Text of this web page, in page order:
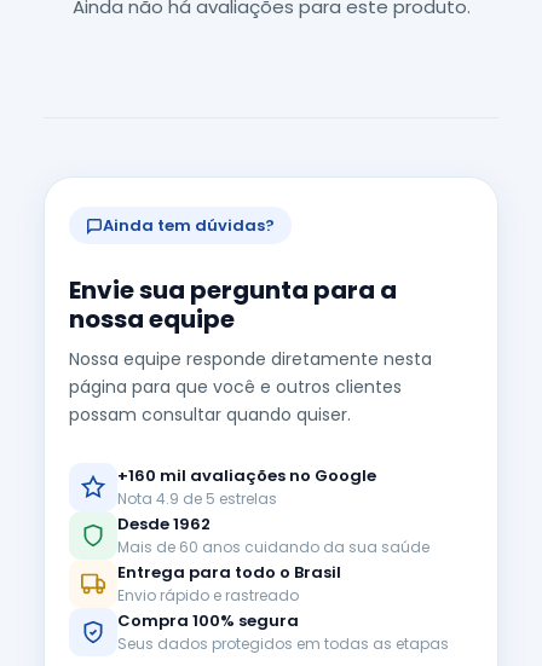
Ainda não há avaliações para este produto.
Ainda tem dúvidas?
Envie sua pergunta para a
nossa equipe
Nossa equipe responde diretamente nesta
página para que você e outros clientes
possam consultar quando quiser.
+160 mil avaliações no Google
Nota 4.9 de 5 estrelas
Desde 1962
Mais de 60 anos cuidando da sua saúde
Entrega para todo o Brasil
Envio rápido e rastreado
Compra 100% segura
Seus dados protegidos em todas as etapas